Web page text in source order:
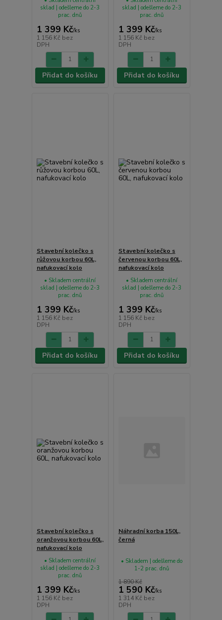
1 399 Kč/ks
1 156 Kč bez
DPH
sklad | odešleme do 2-3
prac. dnů
Přidat do košíku
1 399 Kč/ks
1 156 Kč bez
DPH
sklad | odešleme do 2-3
prac. dnů
Přidat do košíku
Stavební kolečko s
růžovou korbou 60L,
nafukovací kolo
1 399 Kč/ks
1 156 Kč bez
DPH
• Skladem centrální
sklad | odešleme do 2-3
prac. dnů
Přidat do košíku
Stavební kolečko s
červenou korbou 60L,
nafukovací kolo
1 399 Kč/ks
1 156 Kč bez
DPH
• Skladem centrální
sklad | odešleme do 2-3
prac. dnů
Přidat do košíku
Stavební kolečko s
oranžovou korbou 60L,
nafukovací kolo
1 399 Kč/ks
1 156 Kč bez
DPH
• Skladem centrální
sklad | odešleme do 2-3
prac. dnů
Náhradní korba 150L,
černá
1 890 Kč
1 590 Kč/ks
1 314 Kč bez
DPH
• Skladem | odešleme do
1-2 prac. dnů